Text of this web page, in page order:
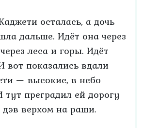
осталась, а дочь
дальше. Идёт она через
леса и горы. Идёт
вот показались вдали
— высокие, в небо
преградил ей дорогу
верхом на раши.